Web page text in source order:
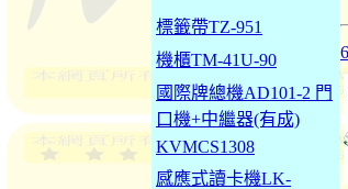
標籤帶TZ-951
機櫃TM-41U-90
國際牌總機AD101-2 門
口機+中繼器(有成)
KVMCS1308
感應式讀卡機LK-